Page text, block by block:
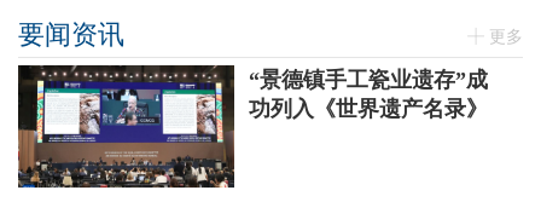
要闻资讯 更多
“景德镇手工瓷业遗存”成
功列入《世界遗产名录》